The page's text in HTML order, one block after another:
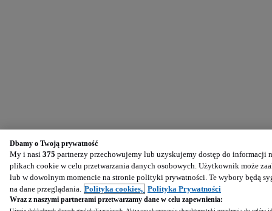
Dbamy o Twoją prywatność
My i nasi 375 partnerzy przechowujemy lub uzyskujemy dostęp do
plikach cookie w celu przetwarzania danych osobowych. Użytkownik może
lub w dowolnym momencie na stronie polityki prywatności. Te wybory będą
na dane przeglądania. Polityka cookies, Polityka Prywatności
Wraz z naszymi partnerami przetwarzamy dane w celu zapewnienia: